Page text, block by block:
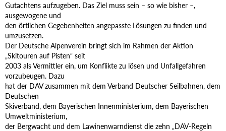
Gutachtens aufzugeben. Das Ziel muss sein – so wie bisher –,
ausgewogene und
den örtlichen Gegebenheiten angepasste Lösungen zu finden und
umzusetzen.
Der Deutsche Alpenverein bringt sich im Rahmen der Aktion
„Skitouren auf Pisten“ seit
2003 als Vermittler ein, um Konflikte zu lösen und Unfallgefahren
vorzubeugen. Dazu
hat der DAV zusammen mit dem Verband Deutscher Seilbahnen, dem
Deutschen
Skiverband, dem Bayerischen Innenministerium, dem Bayerischen
Umweltministerium,
der Bergwacht und dem Lawinenwarndienst die zehn „DAV-Regeln